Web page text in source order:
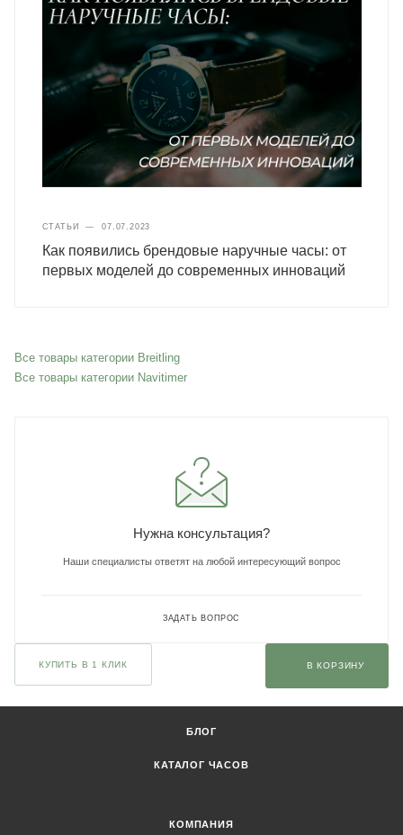
СТАТЬИ — 07.07.2023
Как появились брендовые наручные часы: от
первых моделей до современных инноваций
Все товары категории Breitling
Все товары категории Navitimer
Нужна консультация?
Наши специалисты ответят на любой интересующий вопрос
ЗАДАТЬ ВОПРОС
КУПИТЬ В 1 КЛИК В КОРЗИНУ
БЛОГ
КАТАЛОГ ЧАСОВ
КОМПАНИЯ